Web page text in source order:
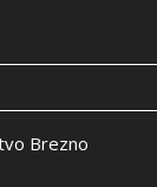
Brezno